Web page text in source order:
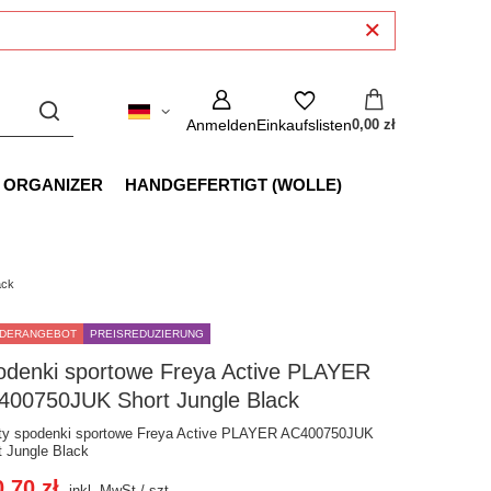
AnmeldenEinkaufslisten0,00 zł
HANDGEFERTIGT (WOLLE)
PREISREDUZIERUNG
sportowe Freya Active PLAYER
Short Jungle Black
spodenki sportowe Freya Active PLAYER AC400750JUK
Jungle Black